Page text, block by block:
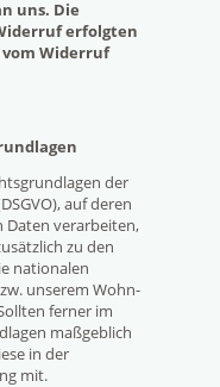
uns. Die
erfolgten
Widerruf
der
auf deren
Daten verarbeiten,
zu den
nationalen
unserem Wohn-
ferner im
maßgeblich
in der
mit.